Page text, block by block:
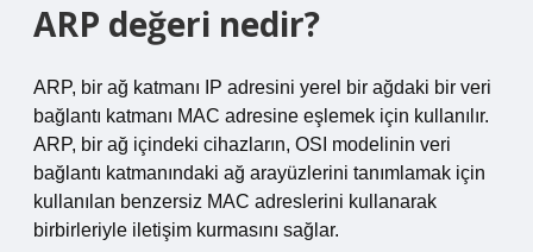
ARP değeri nedir?
ARP, bir ağ katmanı IP adresini yerel bir ağdaki bir veri
bağlantı katmanı MAC adresine eşlemek için kullanılır.
ARP, bir ağ içindeki cihazların, OSI modelinin veri
bağlantı katmanındaki ağ arayüzlerini tanımlamak için
kullanılan benzersiz MAC adreslerini kullanarak
birbirleriyle iletişim kurmasını sağlar.